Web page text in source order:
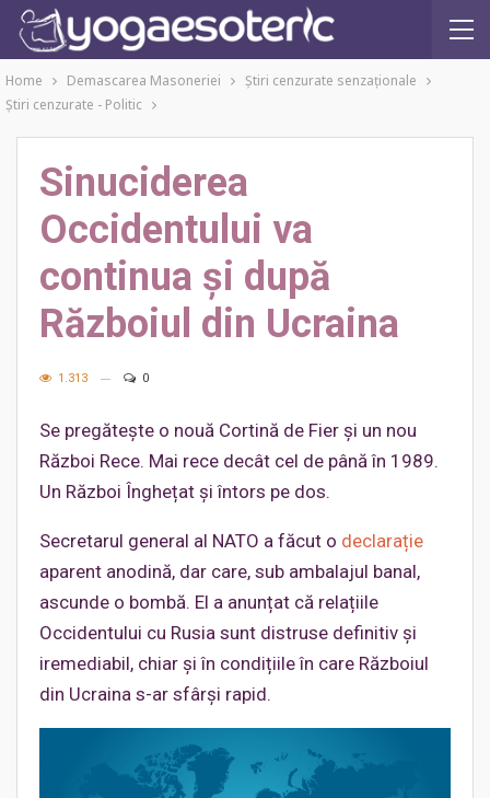
Home Demascarea Masoneriei
Ştiri cenzurate senzaţionale
Ştiri cenzurate - Politic
Sinuciderea
Occidentului va
continua și după
Războiul din Ucraina
1.313 0
Se pregătește o nouă Cortină de Fier și un nou
Război Rece. Mai rece decât cel de până în 1989.
Un Război Înghețat și întors pe dos.
Secretarul general al NATO a făcut o declarație
aparent anodină, dar care, sub ambalajul banal,
ascunde o bombă. El a anunțat că relațiile
Occidentului cu Rusia sunt distruse definitiv și
iremediabil, chiar și în condițiile în care Războiul
din Ucraina s-ar sfârși rapid.